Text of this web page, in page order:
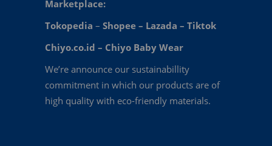
Marketplace:
Tokopedia – Shopee – Lazada – Tiktok
Chiyo.co.id – Chiyo Baby Wear
We’re announce our sustainabillity
commitment in which our products are of
high quality with eco-friendly materials.